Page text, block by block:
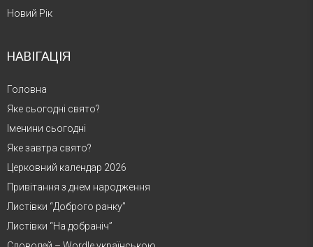
Новий Рік
НАВІГАЦІЯ
Головна
Яке сьогодні свято?
Іменини сьогодні
Яке завтра свято?
Церковний календар 2026
Привітання з днем народження
Листівки “Доброго ранку”
Листівки “На добраніч”